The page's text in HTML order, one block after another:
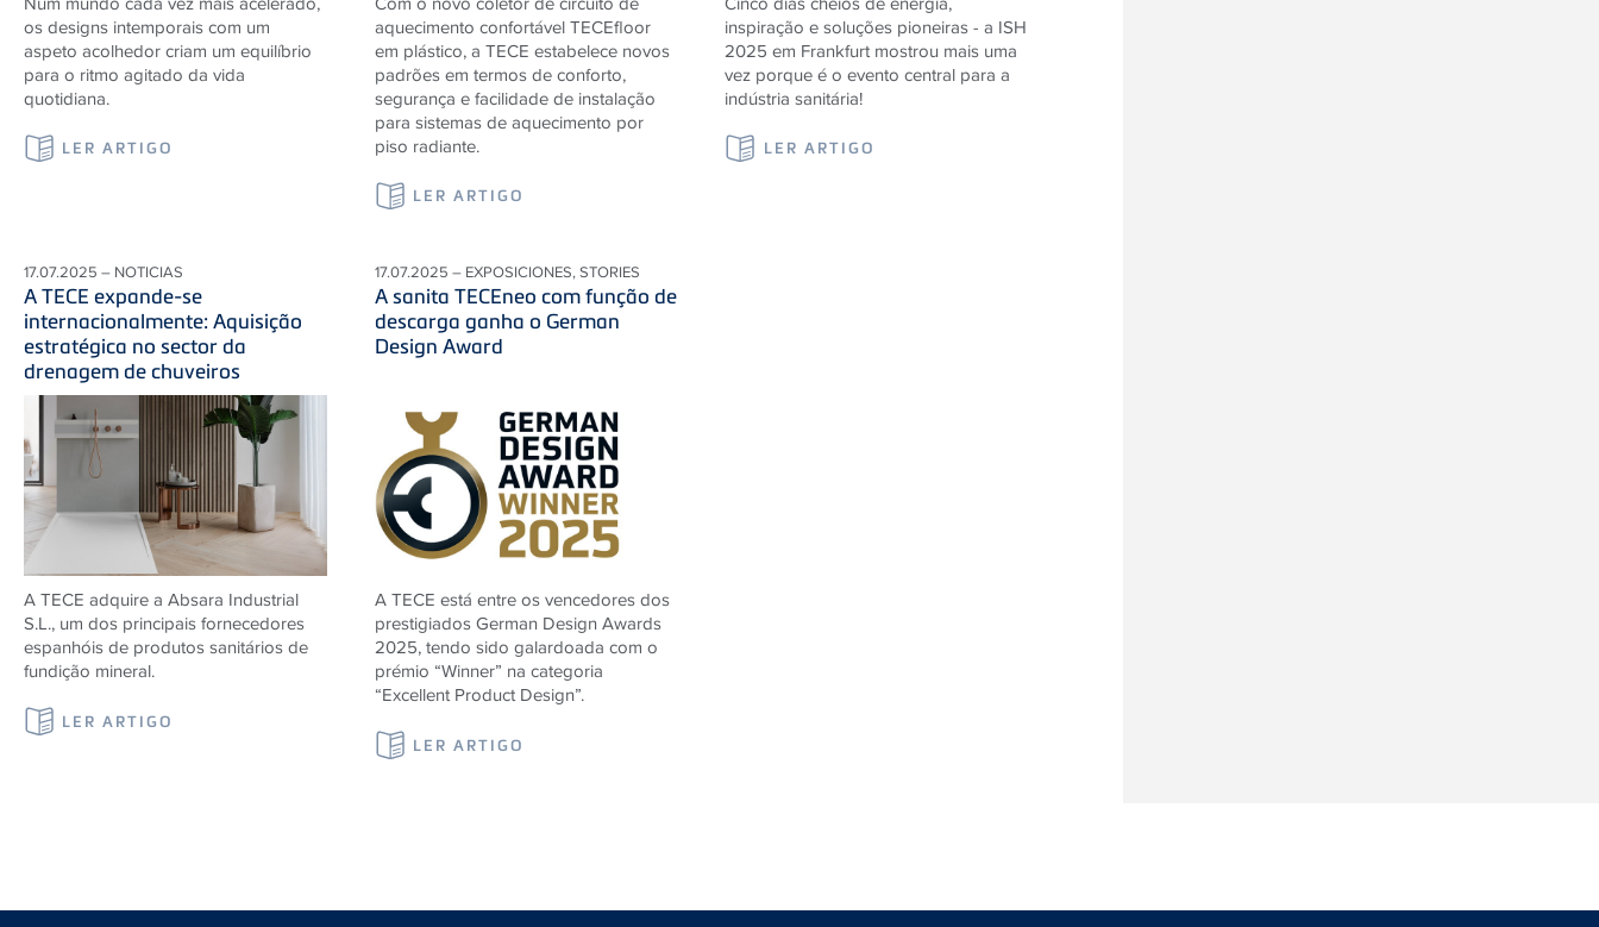
os designs intemporais com um
aspeto acolhedor criam um equilíbrio
para o ritmo agitado da vida
quotidiana.
LER ARTIGO
aquecimento confortável TECEfloor
em plástico, a TECE estabelece novos
padrões em termos de conforto,
segurança e facilidade de instalação
para sistemas de aquecimento por
piso radiante.
LER ARTIGO
inspiração e soluções pioneiras - a ISH
2025 em Frankfurt mostrou mais uma
vez porque é o evento central para a
indústria sanitária!
LER ARTIGO
17.07.2025 – NOTICIAS
A TECE expande-se
internacionalmente: Aquisição
estratégica no sector da
drenagem de chuveiros
A TECE adquire a Absara Industrial
S.L., um dos principais fornecedores
espanhóis de produtos sanitários de
fundição mineral.
LER ARTIGO
17.07.2025 – EXPOSICIONES, STORIES
A sanita TECEneo com função de
descarga ganha o German
Design Award
A TECE está entre os vencedores dos
prestigiados German Design Awards
2025, tendo sido galardoada com o
prémio “Winner” na categoria
“Excellent Product Design”.
LER ARTIGO